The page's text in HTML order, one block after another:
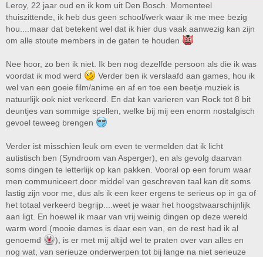
Leroy, 22 jaar oud en ik kom uit Den Bosch. Momenteel
thuiszittende, ik heb dus geen school/werk waar ik me mee bezig
hou....maar dat betekent wel dat ik hier dus vaak aanwezig kan zijn
om alle stoute members in de gaten te houden
Nee hoor, zo ben ik niet. Ik ben nog dezelfde persoon als die ik was
voordat ik mod werd
Verder ben ik verslaafd aan games, hou ik
wel van een goeie film/anime en af en toe een beetje muziek is
natuurlijk ook niet verkeerd. En dat kan varieren van Rock tot 8 bit
deuntjes van sommige spellen, welke bij mij een enorm nostalgisch
gevoel teweeg brengen
Verder ist misschien leuk om even te vermelden dat ik licht
autistisch ben (Syndroom van Asperger), en als gevolg daarvan
soms dingen te letterlijk op kan pakken. Vooral op een forum waar
men communiceert door middel van geschreven taal kan dit soms
lastig zijn voor me, dus als ik een keer ergens te serieus op in ga of
het totaal verkeerd begrijp....weet je waar het hoogstwaarschijnlijk
aan ligt. En hoewel ik maar van vrij weinig dingen op deze wereld
warm word (mooie dames is daar een van, en de rest had ik al
genoemd
), is er met mij altijd wel te praten over van alles en
nog wat, van serieuze onderwerpen tot bij lange na niet serieuze